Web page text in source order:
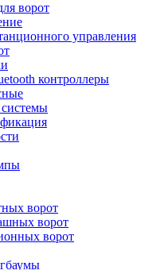
ворот
управления
контроллеры
ворот
ворот
ворот